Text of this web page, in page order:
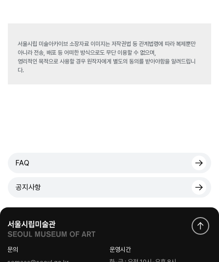
서울시립 미술아카이브 소장자료 이미지는 저작권법 등 관계법령에 따라 복제뿐만
아니라 전송, 배포 등 어떠한 방식으로도 무단 이용할 수 없으며,
영리적인 목적으로 사용할 경우 원작자에게 별도의 동의를 받아야함을 알려드립니
다.
FAQ
공지사항
문의
운영시간